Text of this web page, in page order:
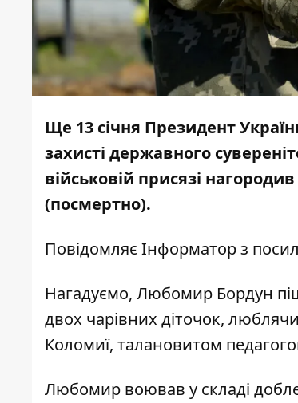
Ще 13 січня Президент
захисті державного
військовій присязі
(посмертно).
Повідомляє Інформаторз
Нагадуємо, Любомир Бордун
двох чарівних діточок,
Коломиї, талановитом
Любомир воював у складі